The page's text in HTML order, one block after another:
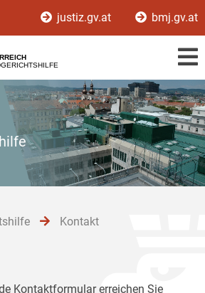
justiz.gv.at bmj.gv.at
Kontakt
Kontaktformular erreichen Sie